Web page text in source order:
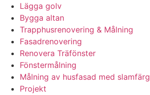
Lägga golv
Bygga altan
Trapphusrenovering & Målning
Fasadrenovering
Renovera Träfönster
Fönstermålning
Målning av husfasad med slamfärg
Projekt